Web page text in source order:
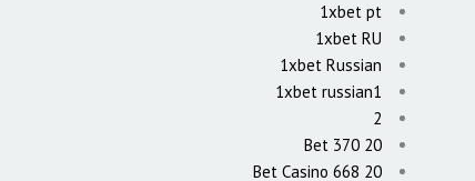
1xbet pt
1xbet RU
1xbet Russian
1xbet russian1
2
20 Bet 370
20 Bet Casino 668